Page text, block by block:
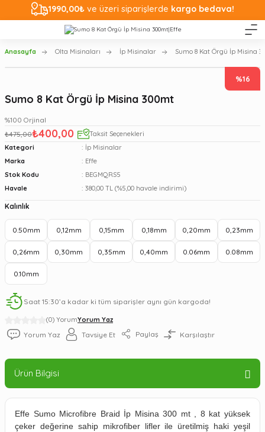
1990,00₺ ve üzeri siparişlerde kargo bedava!
Anasayfa Olta Misinaları İp Misinalar Sumo 8 Kat Örgü İp Misina
%16
(0) YorumYorum Yaz
Sumo 8 Kat Örgü İp Misina 300mt
%100 Orjinal
₺475,00₺400,00
Taksit Seçenekleri
Kategori
İp Misinalar
Marka
Effe
Stok Kodu
BEGMQRS5
Havale
380,00 TL (%5,00 havale indirimi)
Kalınlık
0.50mm 0,12mm 0,15mm 0,18mm 0,20mm 0,23mm
0,26mm 0,30mm 0,35mm 0,40mm 0.06mm 0.08mm
0.10mm
Saat 15:30’a kadar ki tüm siparişler aynı gün kargoda!
Yorum Yaz Tavsiye Et Paylaş Karşılaştır
Ürün Bilgisi
Effe Sumo Microfibre Braid İp Misina 300 mt , 8 kat yüksek
çeker değerine sahip mikrofiber lifler ile üretilmiş haki yeşil